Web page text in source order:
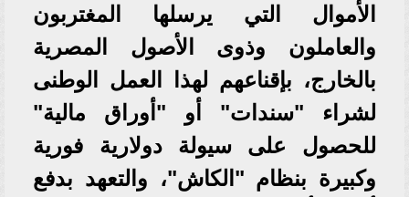
الأموال التي يرسلها المغتربون
والعاملون وذوى الأصول المصرية
بالخارج، بإقناعهم لهذا العمل الوطنى
لشراء "سندات" أو "أوراق مالية"
للحصول على سيولة دولارية فورية
وكبيرة بنظام "الكاش"، والتعهد بدفع